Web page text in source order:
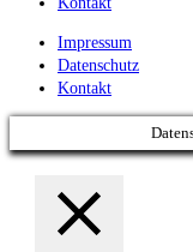
Impressum
Datenschutz
Kontakt